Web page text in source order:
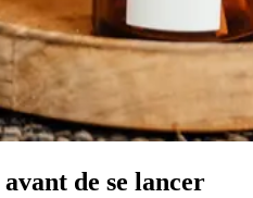
de se lancer